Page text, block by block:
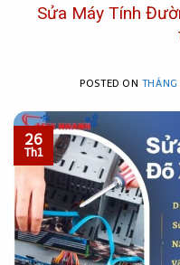
Sửa Máy Tính
POSTED ON
26
Th1